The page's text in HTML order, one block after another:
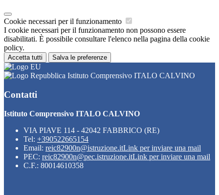
Cookie necessari per il funzionamento
I cookie necessari per il funzionamento non possono essere
disabilitati. È possibile consultare l'elenco nella pagina della cookie
policy.
Accetta tutti Salva le preferenze
Istituto Comprensivo ITALO CALVINO
Contatti
Istituto Comprensivo ITALO CALVINO
VIA PIAVE 114 - 42042 FABBRICO (RE)
Tel: +390522665154
Email: reic82900n@istruzione.itLink per inviare una mail
PEC: reic82900n@pec.istruzione.itLink per inviare una mail
C.F.: 80014610358